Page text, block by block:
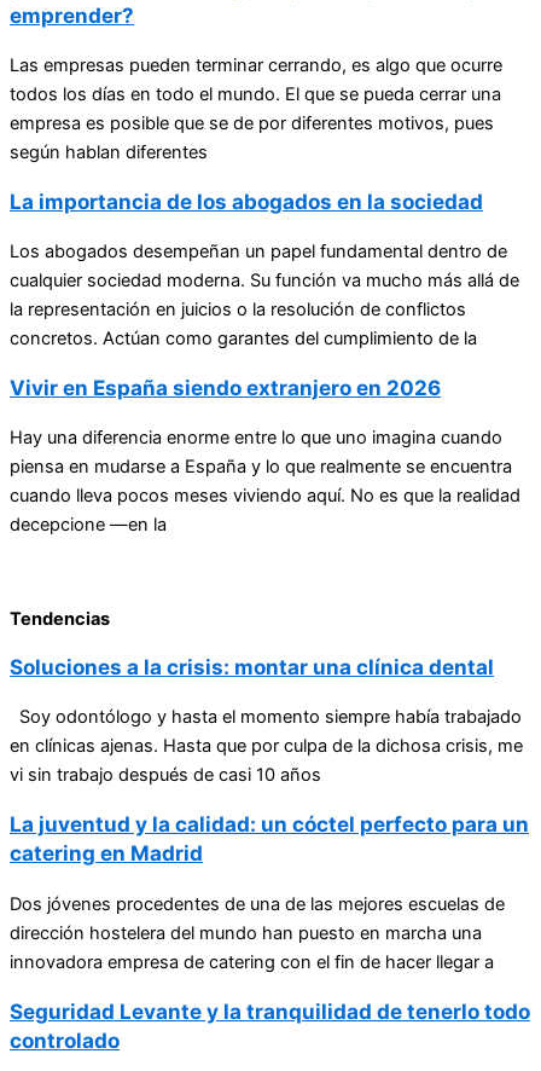
emprender?
Las empresas pueden terminar cerrando, es algo que ocurre
todos los días en todo el mundo. El que se pueda cerrar una
empresa es posible que se de por diferentes motivos, pues
según hablan diferentes
La importancia de los abogados en la sociedad
Los abogados desempeñan un papel fundamental dentro de
cualquier sociedad moderna. Su función va mucho más allá de
la representación en juicios o la resolución de conflictos
concretos. Actúan como garantes del cumplimiento de la
Vivir en España siendo extranjero en 2026
Hay una diferencia enorme entre lo que uno imagina cuando
piensa en mudarse a España y lo que realmente se encuentra
cuando lleva pocos meses viviendo aquí. No es que la realidad
decepcione —en la
Tendencias
Soluciones a la crisis: montar una clínica dental
Soy odontólogo y hasta el momento siempre había trabajado
en clínicas ajenas. Hasta que por culpa de la dichosa crisis, me
vi sin trabajo después de casi 10 años
La juventud y la calidad: un cóctel perfecto para un
catering en Madrid
Dos jóvenes procedentes de una de las mejores escuelas de
dirección hostelera del mundo han puesto en marcha una
innovadora empresa de catering con el fin de hacer llegar a
Seguridad Levante y la tranquilidad de tenerlo todo
controlado